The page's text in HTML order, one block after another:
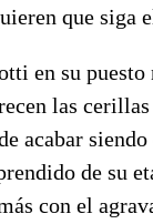
que siga
en su puesto
las
acabar
de su
con el